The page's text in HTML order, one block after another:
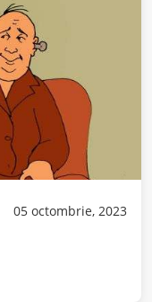
05 octombrie, 2023